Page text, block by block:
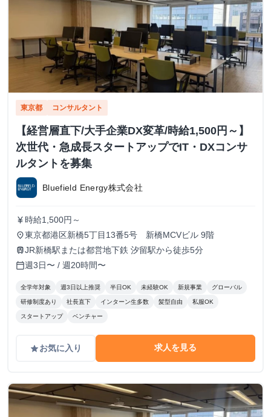
東京都 コンサルタント
【経営層直下/大手企業DX変革/時給1,500円～】
次世代・急成長スタートアップでIT・DXコンサ
ルタントを募集
Bluefield Energy株式会社
currency_yen 時給1,500円～
place東京都港区新橋5丁目13番5号 新橋MCVビル 9階
trainJR新橋駅または都営地下鉄 汐留駅から徒歩5分
calendar_today週3日〜 / 週20時間〜
全学年対象 週3日以上推奨 半日OK 未経験OK 新規事業 グローバル
研修制度あり 社長直下 インターン生多数 髪型自由 私服OK
スタートアップ ベンチャー
gradeお気に入り 求人を見る